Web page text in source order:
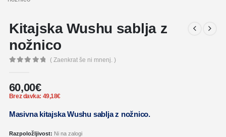
Kitajska Wushu sablja z
nožnico
( Zaenkrat še ni mnenj. )
60,00€
Brez davka: 49,18€
Masivna kitajska Wushu sablja z nožnico.
Razpoložljivost: Ni na zalogi